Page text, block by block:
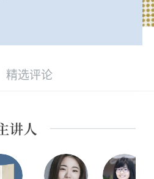
精选评论